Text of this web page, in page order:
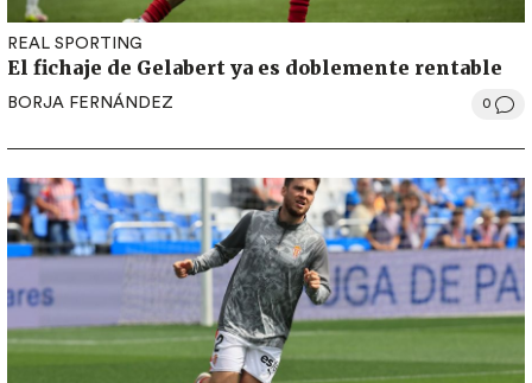
REAL SPORTING
El fichaje de Gelabert ya es doblemente rentable
BORJA FERNÁNDEZ 0